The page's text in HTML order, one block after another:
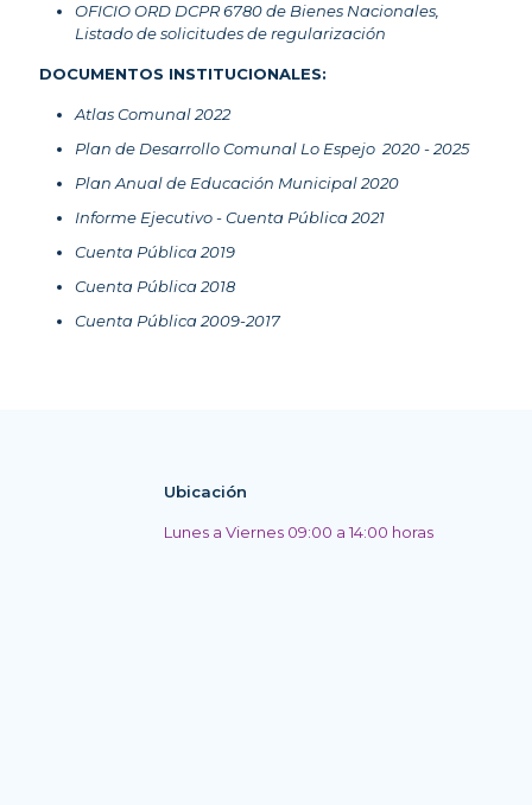
OFICIO ORD DCPR 6780 de Bienes Nacionales,
Listado de solicitudes de regularización
DOCUMENTOS INSTITUCIONALES:
Atlas Comunal 2022
Plan de Desarrollo Comunal Lo Espejo 2020 - 2025
Plan Anual de Educación Municipal 2020
Informe Ejecutivo - Cuenta Pública 2021
Cuenta Pública 2019
Cuenta Pública 2018
Cuenta Pública 2009-2017
Ubicación
Lunes a Viernes 09:00 a 14:00 horas